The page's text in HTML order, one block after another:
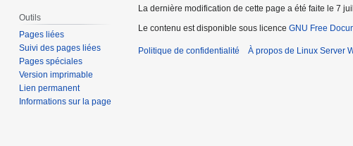
Outils
Pages liées
Suivi des pages liées
Pages spéciales
Version imprimable
Lien permanent
Informations sur la page
La dernière modification de cette page a été faite le 7
Le contenu est disponible sous licence GNU Free
Politique de confidentialité À propos de Linux Server